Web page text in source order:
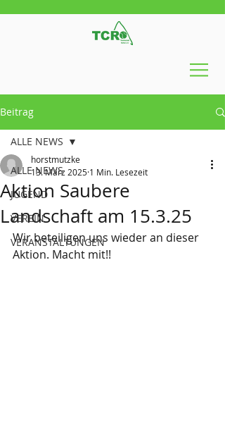
Beitrag
ALLE NEWS
JUGEND
VEREIN
VERANSTALTUNGEN
ALLE NEWS
Aktion Saubere
Landschaft am 15.3.25
horstmutzke
13. März 2025 1 Min. Lesezeit
Wir beteiligen uns wieder an dieser
Aktion. Macht mit!!